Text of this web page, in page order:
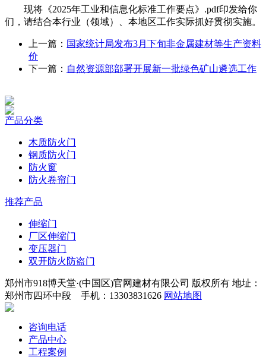
现将《2025年工业和信息化标准工作要点》.pdf印发给你
们，请结合本行业（领域）、本地区工作实际抓好贯彻实施。
上一篇： 国家统计局发布3月下旬非金属建材等生产资料
价
下一篇： 自然资源部部署开展新一批绿色矿山遴选工作
产品分类
木质防火门
钢质防火门
防火窗
防火卷帘门
推荐产品
伸缩门
厂区伸缩门
变压器门
双开防火防盗门
郑州市918博天堂·(中国区)官网建材有限公司 版权所有 地址：
郑州市四环中段 手机：13303831626 网站地图
咨询电话
产品中心
工程案例